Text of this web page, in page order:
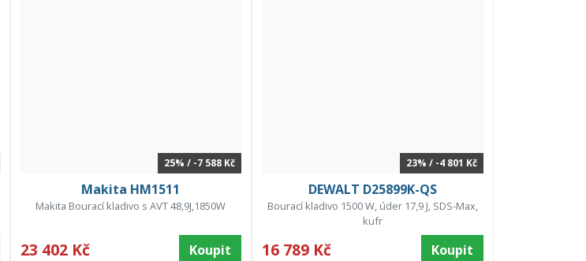
25% / -7 588 Kč
Makita HM1511
Makita Bourací kladivo s AVT 48,9J,1850W
23 402 Kč Koupit
23% / -4 801 Kč
DEWALT D25899K-QS
Bourací kladivo 1500 W, úder 17,9 J, SDS-Max,
kufr
16 789 Kč Koupit